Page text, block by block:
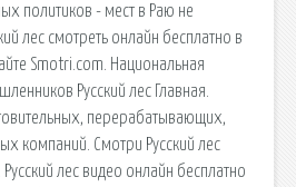
политиков - мест в Раю не
лес смотреть онлайн бесплатно в
Smotri.com. Национальная
Русский лес Главная.
перерабатывающих,
компаний. Смотри Русский лес
лес видео онлайн бесплатно